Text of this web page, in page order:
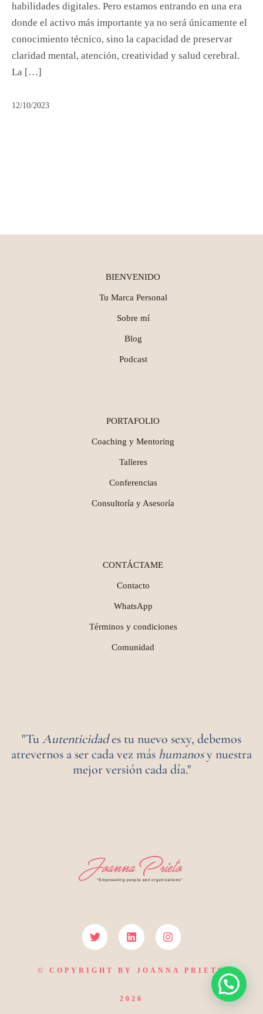
habilidades digitales. Pero estamos entrando en una era
donde el activo más importante ya no será únicamente el
conocimiento técnico, sino la capacidad de preservar
claridad mental, atención, creatividad y salud cerebral.
La […]
12/10/2023
BIENVENIDO
Tu Marca Personal
Sobre mí
Blog
Podcast
PORTAFOLIO
Coaching y Mentoring
Talleres
Conferencias
Consultoría y Asesoría
CONTÁCTAME
Contacto
WhatsApp
Términos y condiciones
Comunidad
"TuAutenticidades tu nuevo sexy, debemos
atrevernos a ser cada vez máshumanosy nuestra
mejor versión cada día."
© COPYRIGHT BY JOANNA PRIETO
2026